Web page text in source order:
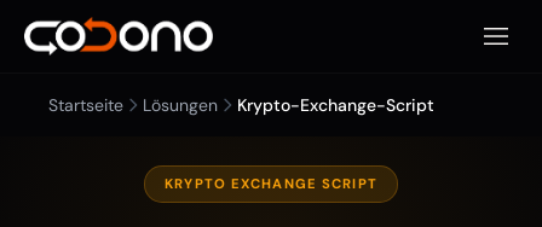
Startseite Lösungen Krypto-Exchange-Script
KRYPTO EXCHANGE SCRIPT